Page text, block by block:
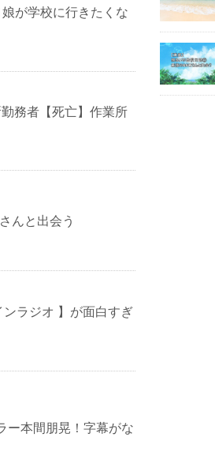
が学校に行きたくな
務者【死亡】作業所
んと出会う
ラジオ 】が面白すぎ
ー本間朋晃！字幕がな